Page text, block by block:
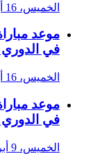
الخميس، 16 أبريل 2026
موعد
في الدوري
الخميس، 16 أبريل 2026
موعد
في الدوري
الخميس، 9 أبريل 2026